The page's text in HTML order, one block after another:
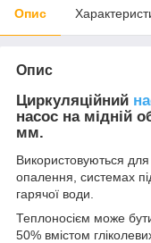
Опис
Опис
Циркуляційний
насос на мідній
мм.
Використовуються
опалення, системах
гарячої води.
Теплоносієм може
50% вмістом